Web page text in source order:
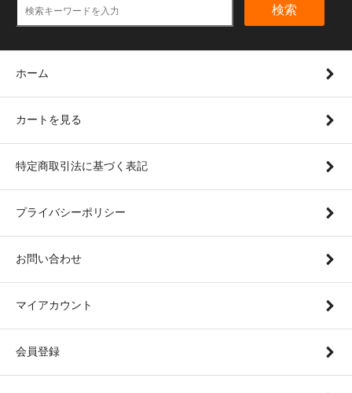
検索
ホーム
カートを見る
特定商取引法に基づく表記
プライバシーポリシー
お問い合わせ
マイアカウント
会員登録